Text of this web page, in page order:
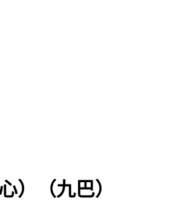
）（九巴）